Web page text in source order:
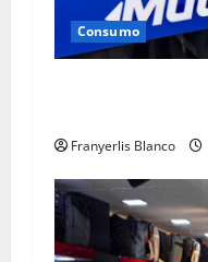
Consumo
Franyerlis Blanco